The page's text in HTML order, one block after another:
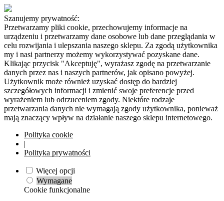
Szanujemy prywatność:
Przetwarzamy pliki cookie, przechowujemy informacje na
urządzeniu i przetwarzamy dane osobowe lub dane przeglądania w
celu rozwijania i ulepszania naszego sklepu. Za zgodą użytkownika
my i nasi partnerzy możemy wykorzystywać pozyskane dane.
Klikając przycisk "Akceptuję", wyrażasz zgodę na przetwarzanie
danych przez nas i naszych partnerów, jak opisano powyżej.
Użytkownik może również uzyskać dostęp do bardziej
szczegółowych informacji i zmienić swoje preferencje przed
wyrażeniem lub odrzuceniem zgody. Niektóre rodzaje
przetwarzania danych nie wymagają zgody użytkownika, ponieważ
mają znaczący wpływ na działanie naszego sklepu internetowego.
Polityka cookie
|
Polityka prywatności
Więcej opcji
Wymagane
Cookie funkcjonalne